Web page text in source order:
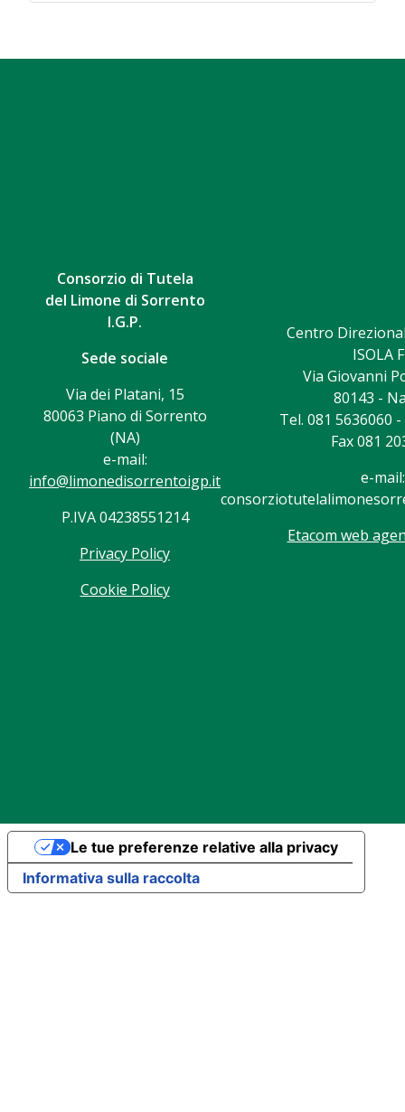
Consorzio di Tutela
del Limone di Sorrento
I.G.P.
Sede sociale
Via dei Platani, 15
80063 Piano di Sorrento
(NA)
e-mail:
info@limonedisorrentoigp.it
P.IVA 04238551214
Privacy Policy
Cookie Policy
Centro
ISOLA
Via Giovanni
80143 -
Tel. 081 5636060
Fax 081
e-mail:
Etacom web
Informativa sulla raccolta
Le tue preferenze relative alla privacy